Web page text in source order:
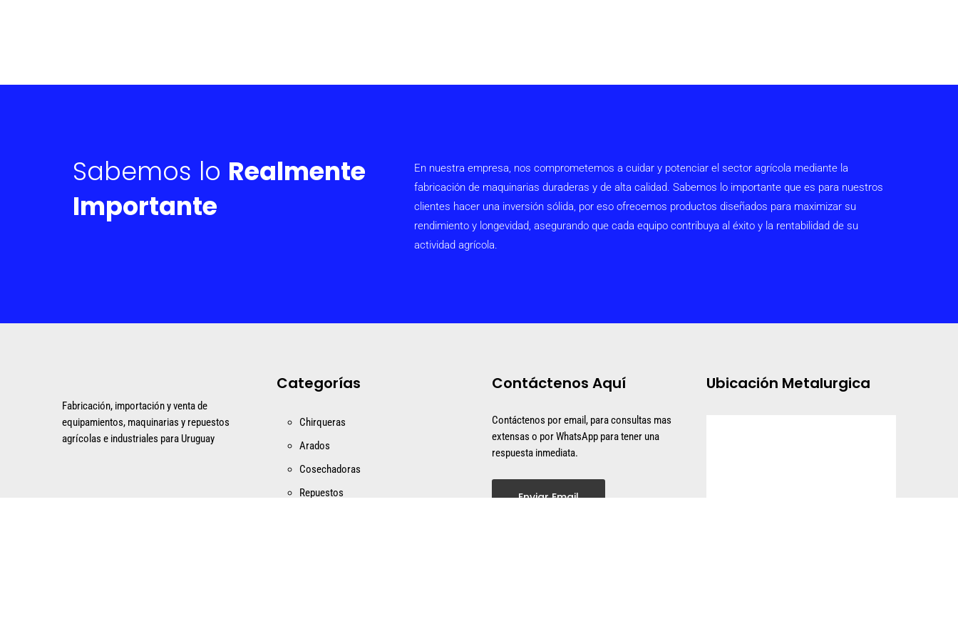
Sabemos lo Realmente
Importante
En nuestra empresa, nos comprometemos a cuidar y potenciar el sector agrícola mediante la
fabricación de maquinarias duraderas y de alta calidad. Sabemos lo importante que es para nuestros
clientes hacer una inversión sólida, por eso ofrecemos productos diseñados para maximizar su
rendimiento y longevidad, asegurando que cada equipo contribuya al éxito y la rentabilidad de su
actividad agrícola.
Fabricación, importación y venta de
equipamientos, maquinarias y repuestos
agrícolas e industriales para Uruguay
Categorías
Chirqueras
Arados
Cosechadoras
Repuestos
Contáctenos Aquí
Contáctenos por email, para consultas mas
extensas o por WhatsApp para tener una
respuesta inmediata.
Enviar Email
Ubicación Metalurgica